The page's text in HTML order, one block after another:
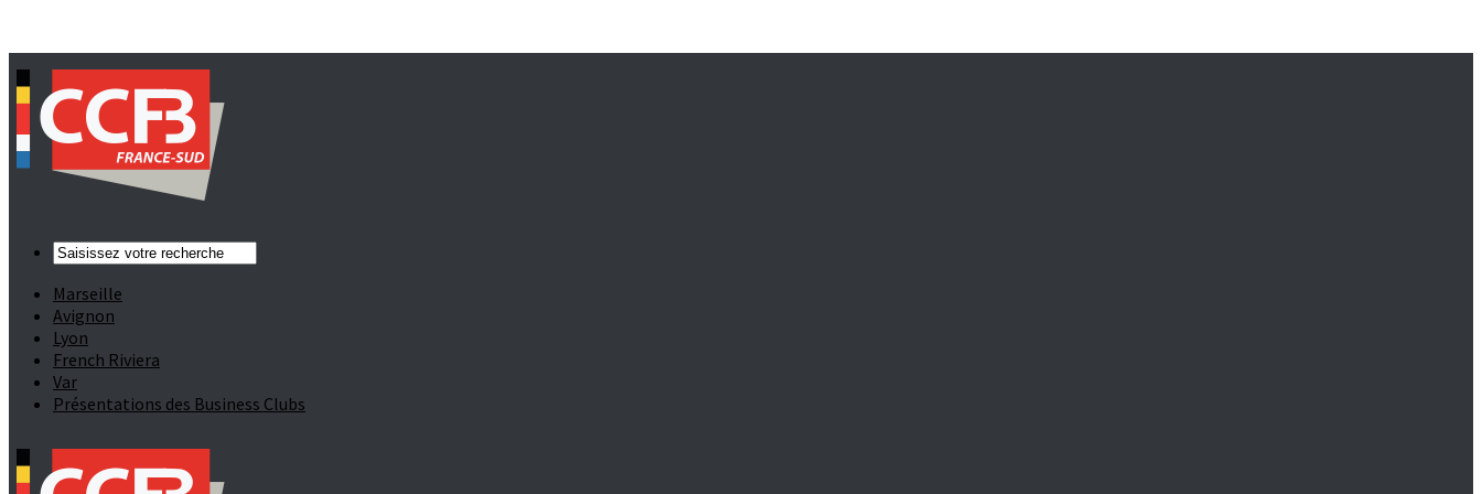
Marseille
Avignon
Lyon
French Riviera
Var
Présentations des Business Clubs